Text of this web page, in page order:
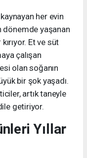
her evin
dönemde yaşanan
Et ve süt
çalışan
olan soğanın
bir şok yaşadı.
artık taneyle
getiriyor.
Yıllar